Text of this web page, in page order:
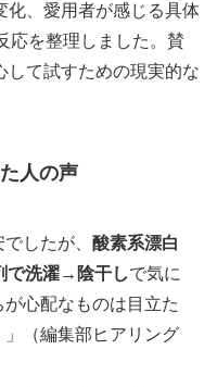
化、愛用者が感じる具体
応を整理しました。賛
して試すための現実的な
人の声
でしたが、酸素系漂白
で洗濯→陰干しで気に
心配なものは目立た
（編集部ヒアリング